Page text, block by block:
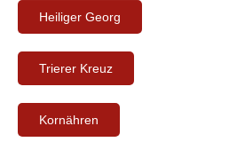
Heiliger Georg
Trierer Kreuz
Kornähren